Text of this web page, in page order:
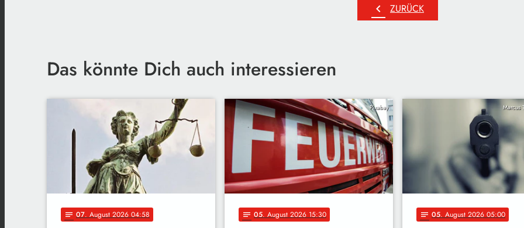
chevron_left ZURÜCK
Das könnte Dich auch interessieren
notes 07. August 2026 04:58
Pixabay
notes 05. August 2026 15:30
Marcus
notes 05. August 2026 05:00